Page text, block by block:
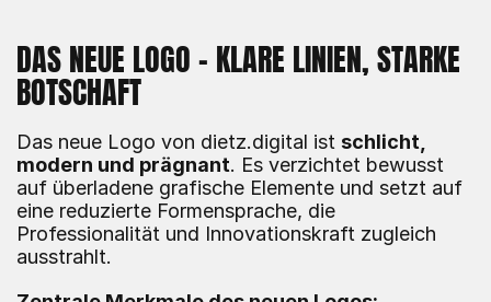
DAS NEUE LOGO – KLARE LINIEN, STARKE
BOTSCHAFT
Das neue Logo von dietz.digital ist schlicht,
modern und prägnant. Es verzichtet bewusst
auf überladene grafische Elemente und setzt auf
eine reduzierte Formensprache, die
Professionalität und Innovationskraft zugleich
ausstrahlt.